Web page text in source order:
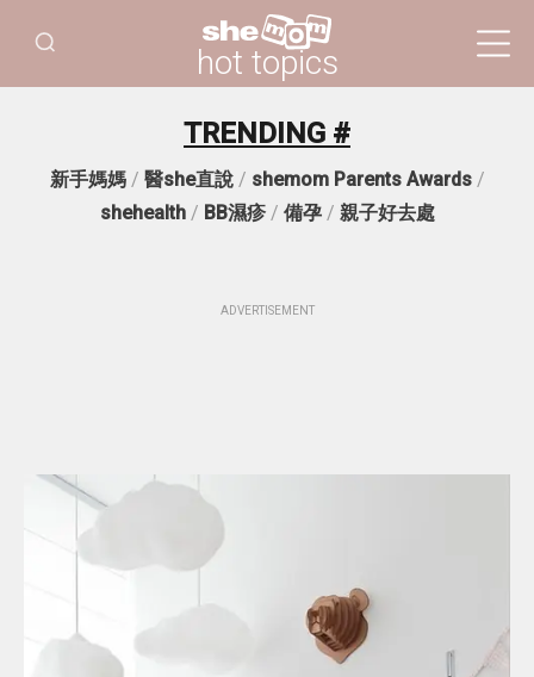
hot topics
TRENDING #
新手媽媽/ 醫she直說/ shemom Parents Awards/
shehealth/ BB濕疹/ 備孕/ 親子好去處
ADVERTISEMENT